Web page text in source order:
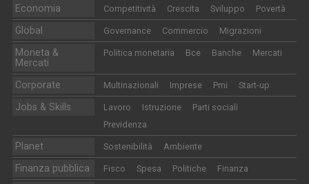
Economia Competitività Crescita Sviluppo Povertà
Global Governance Commercio Migrazioni
Moneta &
Mercati
Politica monetaria Bce Banche Mercati
Corporate Multinazionali Imprese Pmi Start-up
Jobs & Skills Lavoro Istruzione
Parti sociali
Previdenza
Planet Sostenibilità Ambiente
Finanza pubblica Fisco Spesa Politiche Finanza